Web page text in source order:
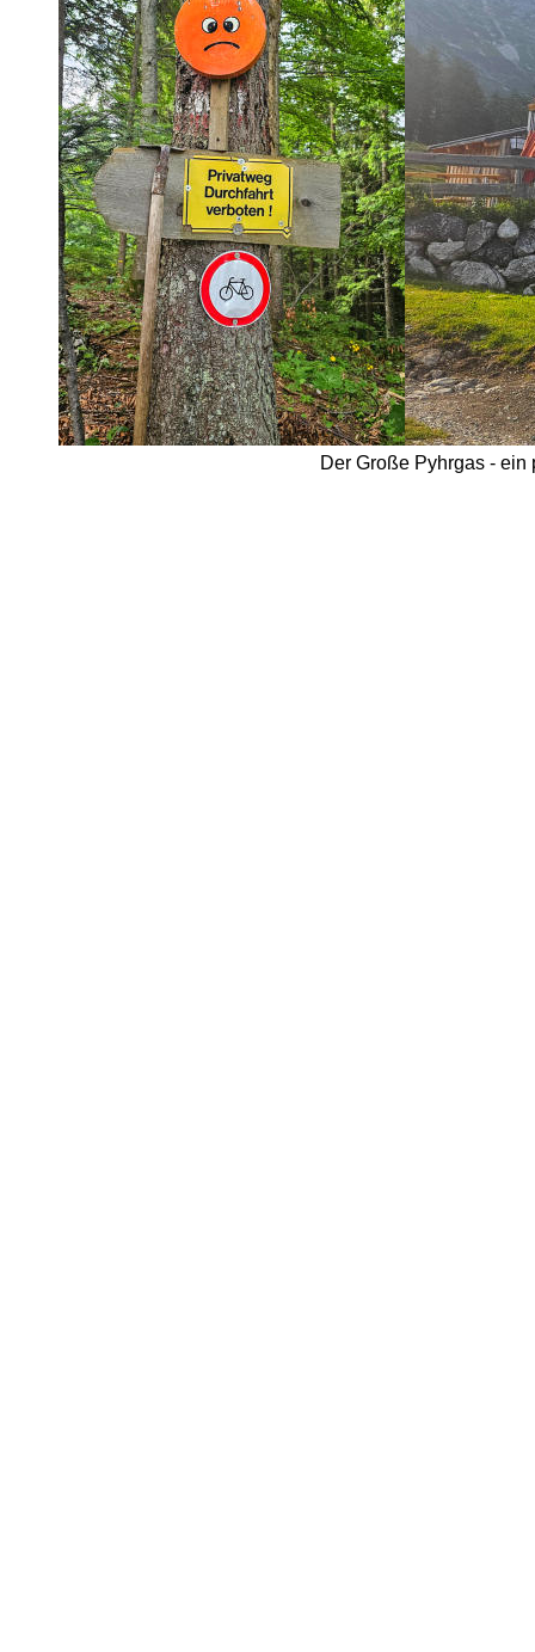
Der Große Pyhrgas -